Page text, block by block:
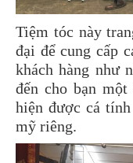
Tiệm tóc này
đại để cung cấp
khách hàng như
đến cho bạn
hiện được cá
mỹ riêng.